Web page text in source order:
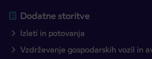
Dodatne storitve
Izleti in potovanja
Vzdrževanje gospodarskih vozil in